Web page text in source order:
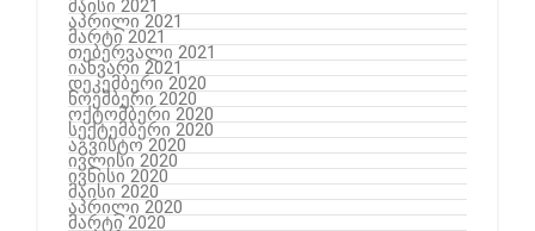
მაისი 2021
აპრილი 2021
მარტი 2021
თებერვალი 2021
იანვარი 2021
დეკემბერი 2020
ნოემბერი 2020
ოქტომბერი 2020
სექტემბერი 2020
აგვისტო 2020
ივლისი 2020
ივნისი 2020
მაისი 2020
აპრილი 2020
მარტი 2020